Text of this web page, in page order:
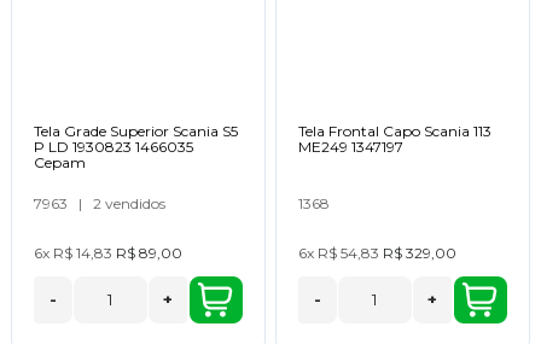
Tela Grade Superior Scania S5
P LD 1930823 1466035
Cepam
7963 | 2 vendidos
6x R$ 14,83 R$ 89,00
- +
Tela Frontal Capo Scania 113
ME249 1347197
1368
6x R$ 54,83 R$ 329,00
- +